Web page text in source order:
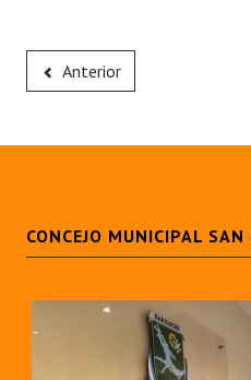
Anterior
CONCEJO MUNICIPAL